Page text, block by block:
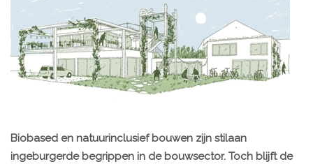
Biobased en natuurinclusief bouwen zijn stilaan
ingeburgerde begrippen in de bouwsector. Toch blijft de